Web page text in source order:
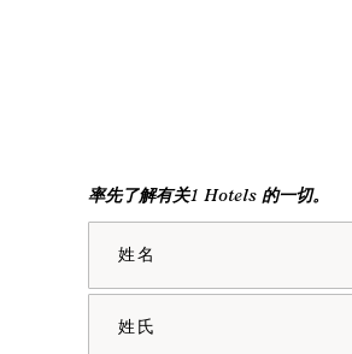
率先了解有关1 Hotels 的一切。